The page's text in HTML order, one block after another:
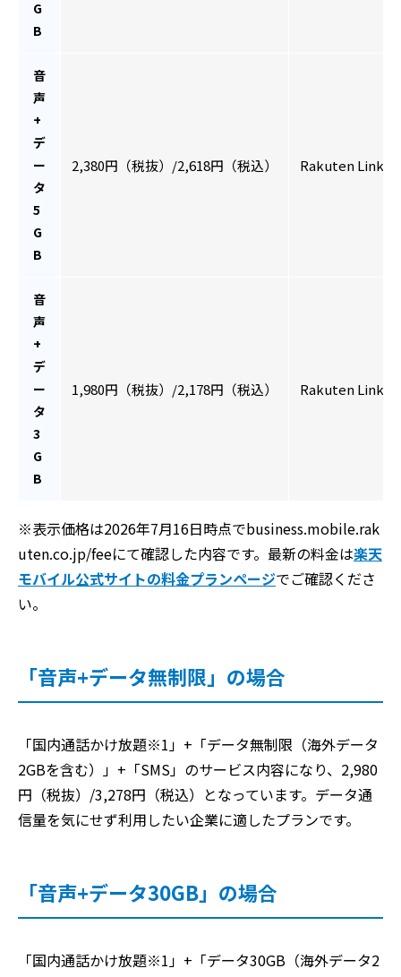
G
B
音
声
+
デ
ー
タ
5
G
B
2,380円（税抜）/2,618円（税込） Rakuten Link
音
声
+
デ
ー
タ
3
G
B
1,980円（税抜）/2,178円（税込） Rakuten Link
※表示価格は2026年7月16日時点でbusiness.mobile.rak
uten.co.jp/feeにて確認した内容です。最新の料金は楽天
モバイル公式サイトの料金プランページでご確認くださ
い。
「音声+データ無制限」の場合
「国内通話かけ放題※1」+「データ無制限（海外データ
2GBを含む）」+「SMS」のサービス内容になり、2,980
円（税抜）/3,278円（税込）となっています。データ通
信量を気にせず利用したい企業に適したプランです。
「音声+データ30GB」の場合
「国内通話かけ放題※1」+「データ30GB（海外データ2